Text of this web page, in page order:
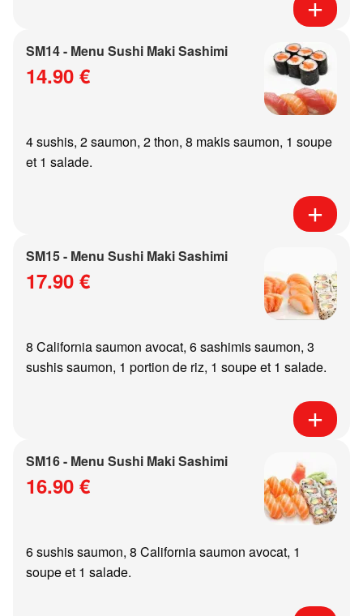
SM14 - Menu Sushi Maki Sashimi
14.90 €
4 sushis, 2 saumon, 2 thon, 8 makis saumon, 1 soupe
et 1 salade.
SM15 - Menu Sushi Maki Sashimi
17.90 €
8 California saumon avocat, 6 sashimis saumon, 3
sushis saumon, 1 portion de riz, 1 soupe et 1 salade.
SM16 - Menu Sushi Maki Sashimi
16.90 €
6 sushis saumon, 8 California saumon avocat, 1
soupe et 1 salade.